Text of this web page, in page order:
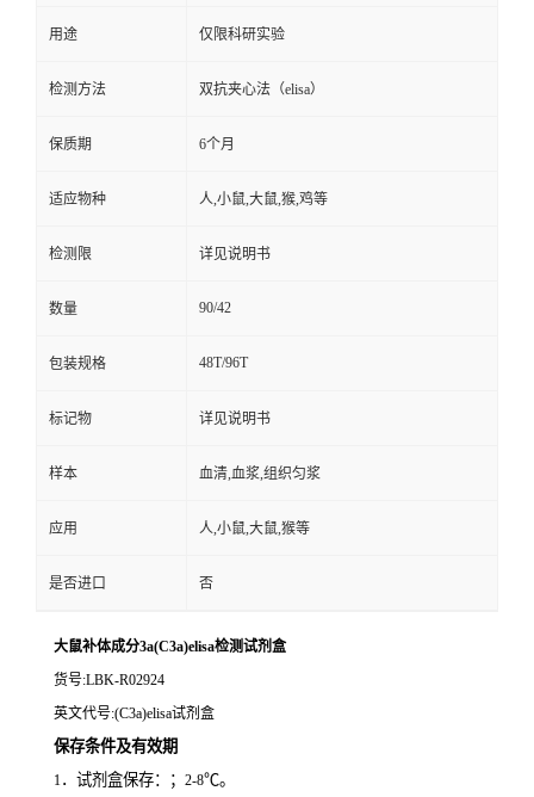
用途 仅限科研实验
检测方法 双抗夹心法（elisa）
保质期 6个月
适应物种 人,小鼠,大鼠,猴,鸡等
检测限 详见说明书
数量 90/42
包装规格 48T/96T
标记物 详见说明书
样本 血清,血浆,组织匀浆
应用 人,小鼠,大鼠,猴等
是否进口 否
大鼠补体成分3a(C3a)elisa检测试剂盒
货号:LBK-R02924
英文代号:(C3a)elisa试剂盒
保存条件及有效期
1．试剂盒保存：； 2-8℃。